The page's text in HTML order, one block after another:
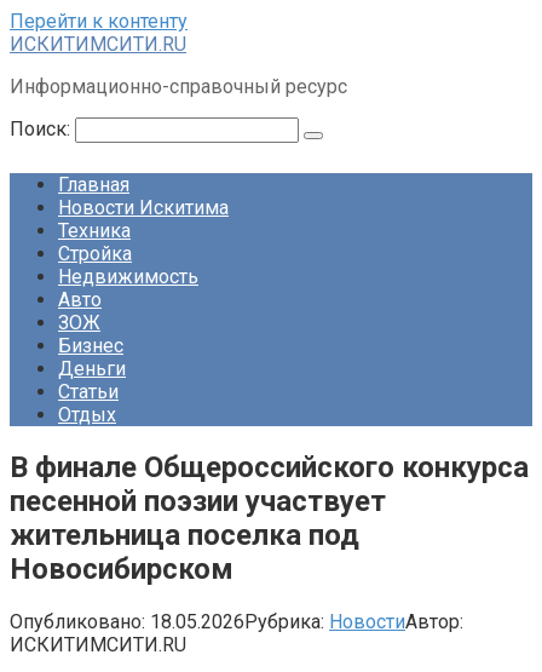
Перейти к контенту
ИСКИТИМСИТИ.RU
Информационно-справочный ресурс
Поиск:
Главная
Новости Искитима
Техника
Стройка
Недвижимость
Авто
ЗОЖ
Бизнес
Деньги
Статьи
Отдых
В финале Общероссийского конкурса
песенной поэзии участвует
жительница поселка под
Новосибирском
Опубликовано: 18.05.2026Рубрика: НовостиАвтор:
ИСКИТИМСИТИ.RU